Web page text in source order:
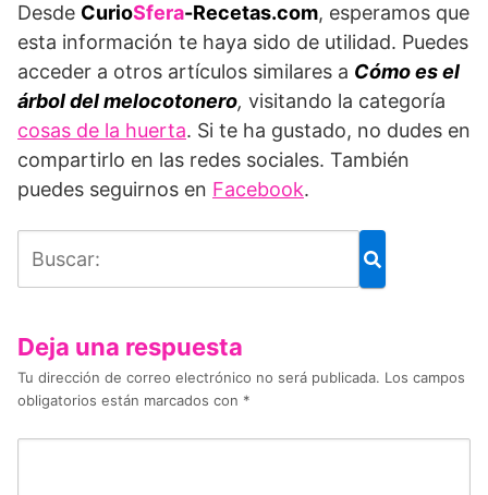
Desde CurioSfera-Recetas.com, esperamos que
esta información te haya sido de utilidad. Puedes
acceder a otros artículos similares a Cómo es el
árbol del melocotonero, visitando la categoría
cosas de la huerta. Si te ha gustado, no dudes en
compartirlo en las redes sociales. También
puedes seguirnos en Facebook.
Deja una respuesta
Tu dirección de correo electrónico no será publicada. Los campos
obligatorios están marcados con *